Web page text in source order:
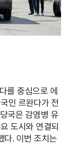
를 중심으로 에
인 르완다가 전
국은 감염병 유
도시와 연결되
다. 이번 조치는